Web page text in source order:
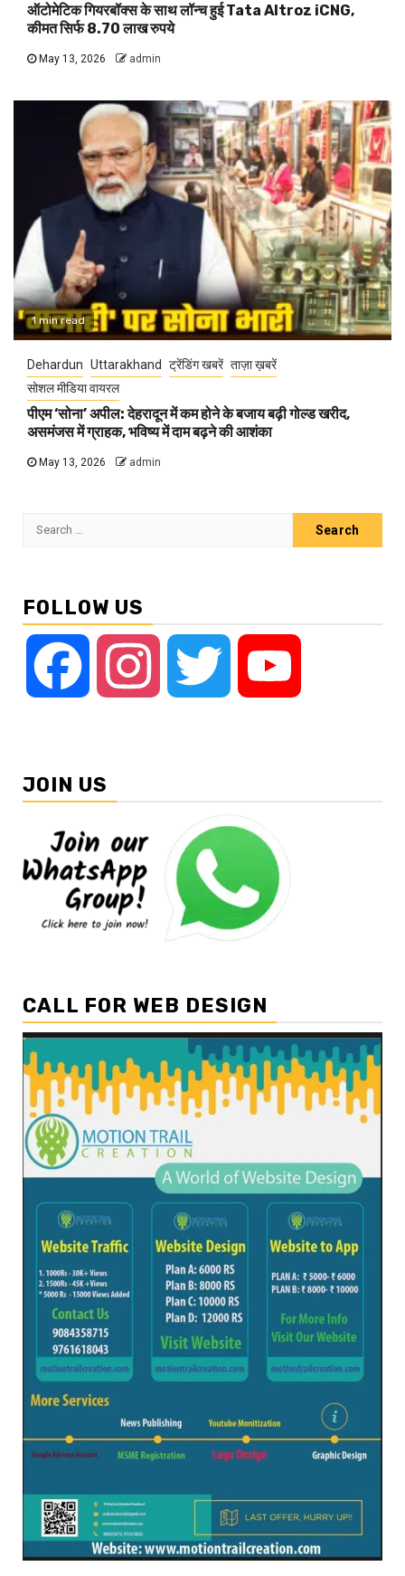
ऑटोमेटिक गियरबॉक्स के साथ लॉन्च हुई Tata Altroz iCNG,
कीमत सिर्फ 8.70 लाख रुपये
May 13, 2026 admin
1 min read
Dehardun Uttarakhand ट्रेंडिंग खबरें ताज़ा ख़बरें
सोशल मीडिया वायरल
पीएम ‘सोना’ अपील: देहरादून में कम होने के बजाय बढ़ी गोल्ड खरीद,
असमंजस में ग्राहक, भविष्य में दाम बढ़ने की आशंका
May 13, 2026 admin
Search
FOLLOW US
Facebook Instagram Twitter
JOIN US
CALL FOR WEB DESIGN